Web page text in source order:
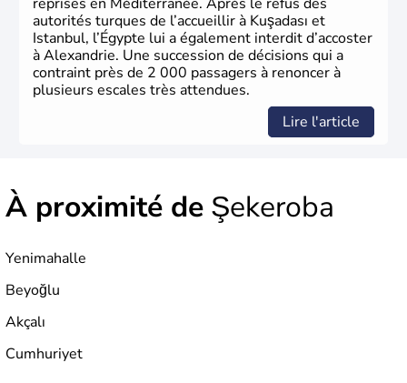
autorités turques de l’accueillir à Kuşadası et
Istanbul, l’Égypte lui a également interdit d’accoster
à Alexandrie. Une succession de décisions qui a
contraint près de 2 000 passagers à renoncer à
plusieurs escales très attendues.
Lire l'article
À proximité de Şekeroba
Yenimahalle
Beyoğlu
Akçalı
Cumhuriyet